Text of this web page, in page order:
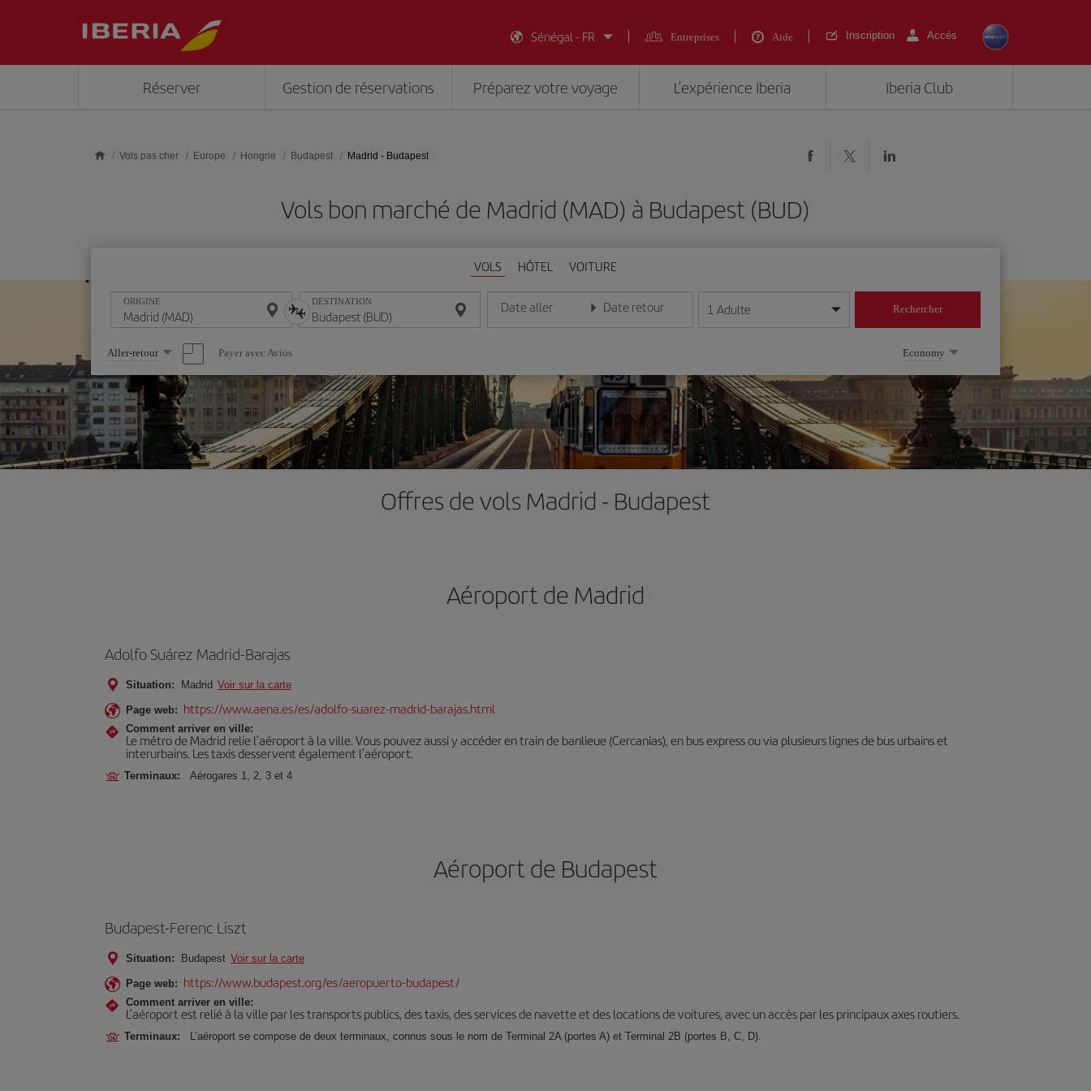
Sénégal - FR
Entreprises Aide Inscription Accés
Réserver Gestion de réservations Préparez votre voyage L’expérience Iberia Iberia Club
Vols pas cher Europe Hongrie Budapest Madrid - Budapest
Vols bon marché de Madrid (MAD) à Budapest (BUD)
VOLS HÔTEL VOITURE
ORIGINE DESTINATION Date aller
Entrez la date au format jour/mois/année
Date retour
Entrez la date au format jour/mois/année
1 Adulte Rechercher
Sélectionnez
une
option
Aller-retour Payer avec Avios Economy
Offres de vols Madrid - Budapest
Aéroport de Madrid
Adolfo Suárez Madrid-Barajas
Situation: Madrid Voir sur la carte
Page web: https://www.aena.es/es/adolfo-suarez-madrid-barajas.html
Comment arriver en ville:
Le métro de Madrid relie l’aéroport à la ville. Vous pouvez aussi y accéder en train de banlieue (Cercanías), en bus express ou via plusieurs lignes de bus urbains et
interurbains. Les taxis desservent également l’aéroport.
Terminaux: Aérogares 1, 2, 3 et 4
Aéroport de Budapest
Budapest-Ferenc Liszt
Situation: Budapest Voir sur la carte
Page web: https://www.budapest.org/es/aeropuerto-budapest/
Comment arriver en ville:
L’aéroport est relié à la ville par les transports publics, des taxis, des services de navette et des locations de voitures, avec un accès par les principaux axes routiers.
Terminaux: L’aéroport se compose de deux terminaux, connus sous le nom de Terminal 2A (portes A) et Terminal 2B (portes B, C, D).